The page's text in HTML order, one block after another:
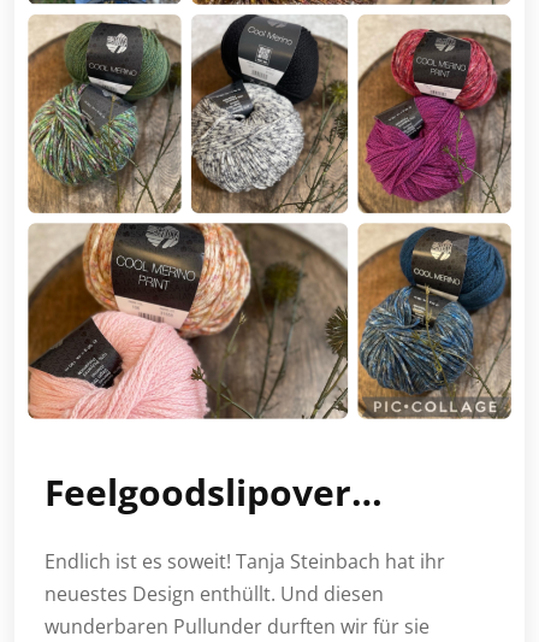
Feelgoodslipover…
Endlich ist es soweit! Tanja Steinbach hat ihr
neuestes Design enthüllt. Und diesen
wunderbaren Pullunder durften wir für sie